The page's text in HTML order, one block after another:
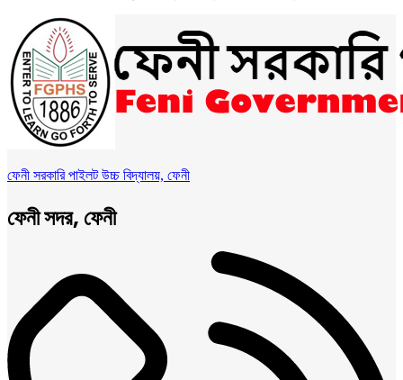
ফেনী সরকারি পাইলট উচ্চ বিদ্যালয়, ফেনী
ফেনী সদর, ফেনী